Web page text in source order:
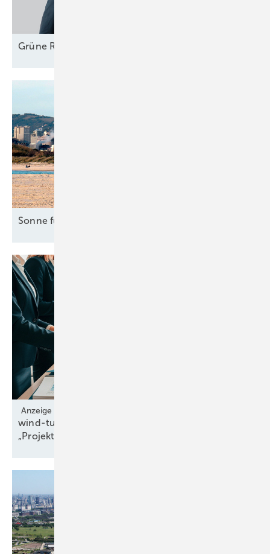
Grüne Rekord­investitionen
Sonne für Industrie in
Anzeige
wind-turbine.com eröffnet neue Assetklasse
„Projektrechte“